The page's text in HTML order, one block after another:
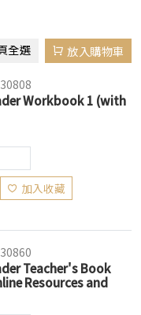
全選
放入購物車
Workbook 1 (with
加入收藏
Teacher's Book
Resources and